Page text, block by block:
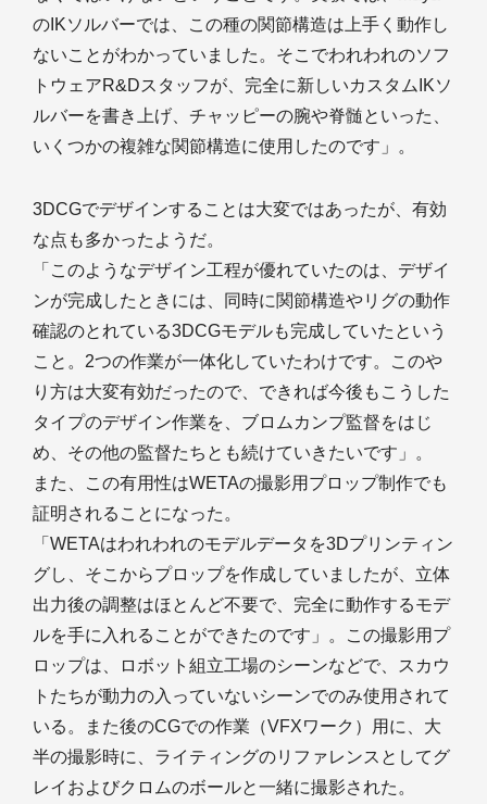
のIKソルバーでは、この種の関節構造は上手く動作し
ないことがわかっていました。そこでわれわれのソフ
トウェアR&Dスタッフが、完全に新しいカスタムIKソ
ルバーを書き上げ、チャッピーの腕や脊髄といった、
いくつかの複雑な関節構造に使用したのです」。
3DCGでデザインすることは大変ではあったが、有効
な点も多かったようだ。
「このようなデザイン工程が優れていたのは、デザイ
ンが完成したときには、同時に関節構造やリグの動作
確認のとれている3DCGモデルも完成していたという
こと。2つの作業が一体化していたわけです。このや
り方は大変有効だったので、できれば今後もこうした
タイプのデザイン作業を、ブロムカンプ監督をはじ
め、その他の監督たちとも続けていきたいです」。
また、この有用性はWETAの撮影用プロップ制作でも
証明されることになった。
「WETAはわれわれのモデルデータを3Dプリンティン
グし、そこからプロップを作成していましたが、立体
出力後の調整はほとんど不要で、完全に動作するモデ
ルを手に入れることができたのです」。この撮影用プ
ロップは、ロボット組立工場のシーンなどで、スカウ
トたちが動力の入っていないシーンでのみ使用されて
いる。また後のCGでの作業（VFXワーク）用に、大
半の撮影時に、ライティングのリファレンスとしてグ
レイおよびクロムのボールと一緒に撮影された。